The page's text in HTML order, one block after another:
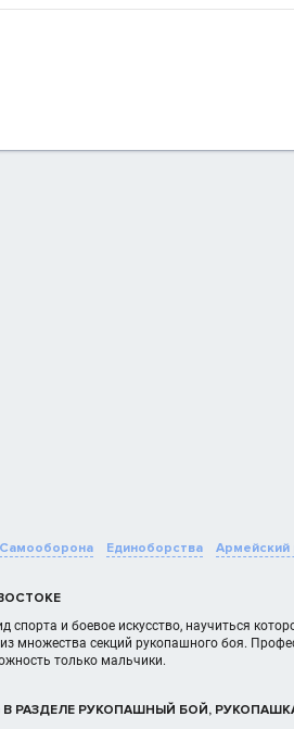
Самооборона Единоборства Армейский
и боевое искусство, научиться
множества секций рукопашного боя.
только мальчики.
РАЗДЕЛЕ РУКОПАШНЫЙ БОЙ,